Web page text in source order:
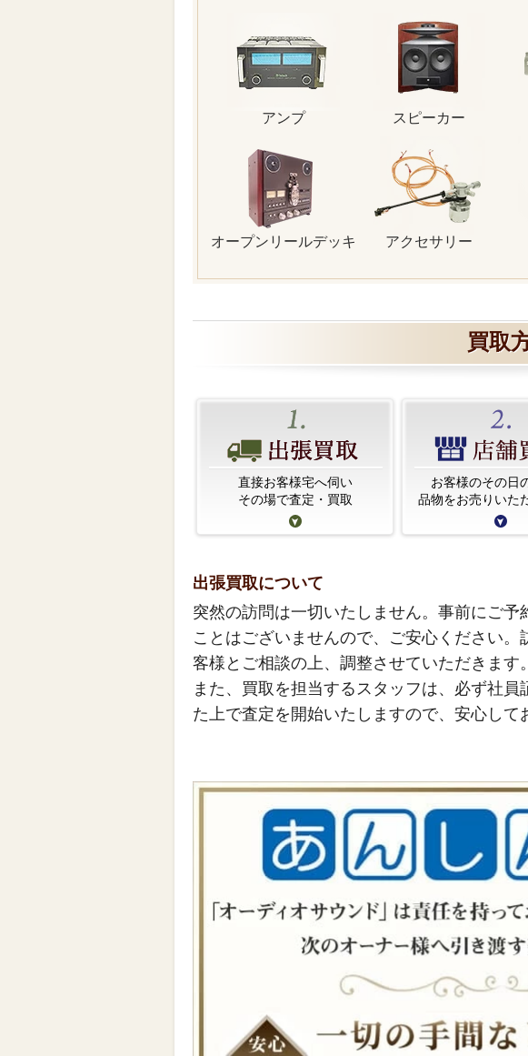
アンプ スピーカー
オープンリールデッキ アクセサリー
買取
直接お客様宅へ伺い
その場で査定・買取
お客様のその日
品物をお売りいた
出張買取について
突然の訪問は一切いたしません。事前にご
ことはございませんので、ご安心ください
客様とご相談の上、調整させていただきます。
また、買取を担当するスタッフは、必ず社
た上で査定を開始いたしますので、安心して